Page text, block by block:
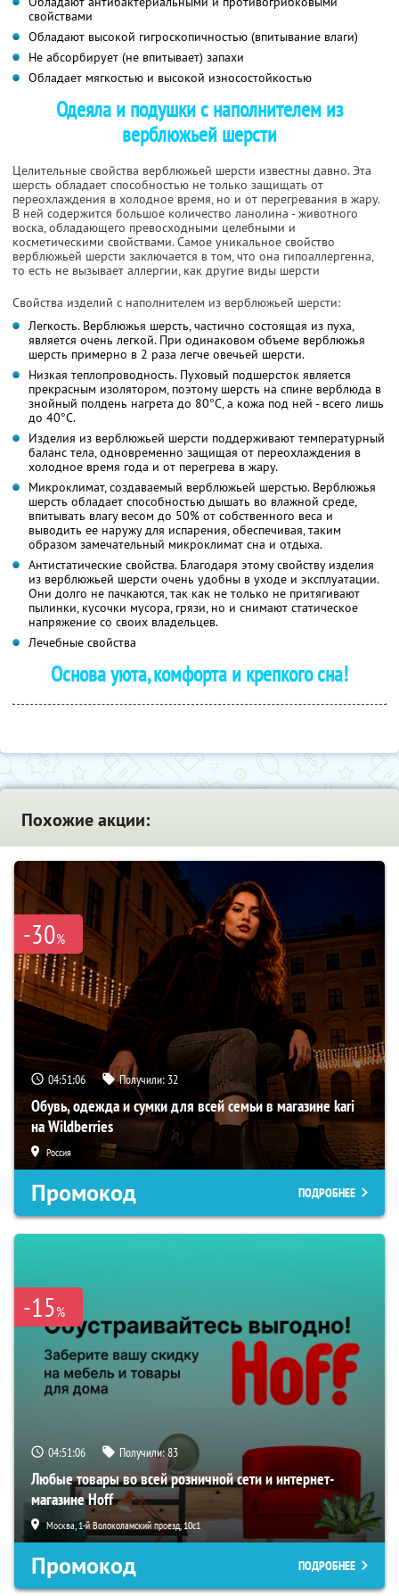
свойствами
Обладают высокой гигроскопичностью (впитывание влаги)
Не абсорбирует (не впитывает) запахи
Обладает мягкостью и высокой износостойкостью
Одеяла и подушки с наполнителем из
верблюжьей шерсти
Целительные свойства верблюжьей шерсти известны давно. Эта
шерсть обладает способностью не только защищать от
переохлаждения в холодное время, но и от перегревания в жару.
В ней содержится большое количество ланолина - животного
воска, обладающего превосходными целебными и
косметическими свойствами. Самое уникальное свойство
верблюжьей шерсти заключается в том, что она гипоаллергенна,
то есть не вызывает аллергии, как другие виды шерсти
Свойства изделий с наполнителем из верблюжьей шерсти:
Легкость. Верблюжья шерсть, частично состоящая из пуха,
является очень легкой. При одинаковом объеме верблюжья
шерсть примерно в 2 раза легче овечьей шерсти.
Низкая теплопроводность. Пуховый подшерсток является
прекрасным изолятором, поэтому шерсть на спине верблюда в
знойный полдень нагрета до 80°С, а кожа под ней - всего лишь
до 40°С.
Изделия из верблюжьей шерсти поддерживают температурный
баланс тела, одновременно защищая от переохлаждения в
холодное время года и от перегрева в жару.
Микроклимат, создаваемый верблюжьей шерстью. Верблюжья
шерсть обладает способностью дышать во влажной среде,
впитывать влагу весом до 50% от собственного веса и
выводить ее наружу для испарения, обеспечивая, таким
образом замечательный микроклимат сна и отдыха.
Антистатические свойства. Благодаря этому свойству изделия
из верблюжьей шерсти очень удобны в уходе и эксплуатации.
Они долго не пачкаются, так как не только не притягивают
пылинки, кусочки мусора, грязи, но и снимают статическое
напряжение со своих владельцев.
Лечебные свойства
Основа уюта, комфорта и крепкого сна!
Похожие акции:
-30%
04:51:05 Получили: 32
Обувь, одежда и сумки для всей семьи в магазине kari
на Wildberries
Россия
Промокод ПОДРОБНЕЕ
-15%
04:51:05 Получили:83
Любые товары во всей розничной сети и интернет-
магазине Hoff
Москва, 1-й Волоколамский проезд, 10с1
Промокод ПОДРОБНЕЕ